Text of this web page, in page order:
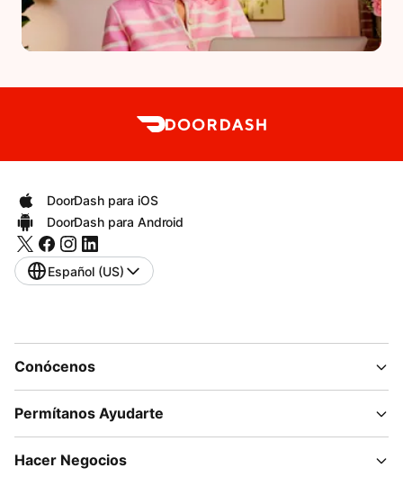
DoorDash para iOS
DoorDash para Android
Español (US)
Conócenos
Permítanos Ayudarte
Hacer Negocios